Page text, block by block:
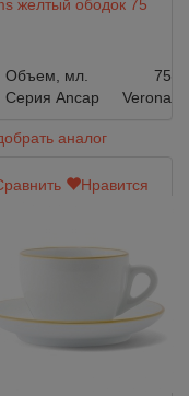
желтый ободок 75
Объем, мл.
75
Серия Ancap
Verona
аналог
Нравится